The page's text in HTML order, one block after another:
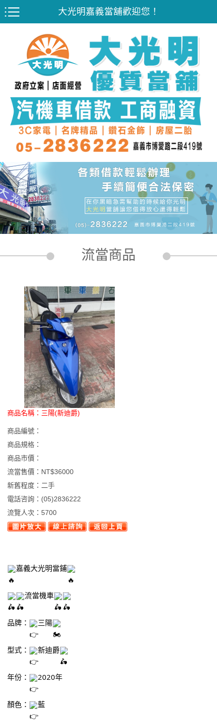
大光明嘉義當舖歡迎您！
流當商品
商品名稱： 三陽(新迪爵)
商品編號：
商品規格：
商品市價：
流當售價： NT$36000
新舊程度： 二手
電話咨詢： (05)2836222
流覽人次： 5700
嘉義大光明當鋪
流當機車
品牌： 三陽
型式： 新迪爵
年份： 2020年
顏色： 藍